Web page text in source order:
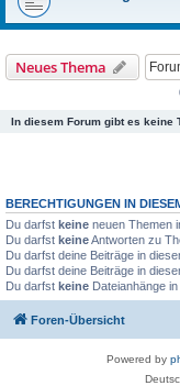
Neues Thema
In diesem Forum gibt es keine
BERECHTIGUNGEN IN
Du darfst keine neuen Themen
Du darfst keineAntworten zu
Du darfst deine Beiträge in
Du darfst deine Beiträge in
Du darfst keine Dateianhänge
Foren-Übersicht
Powered by